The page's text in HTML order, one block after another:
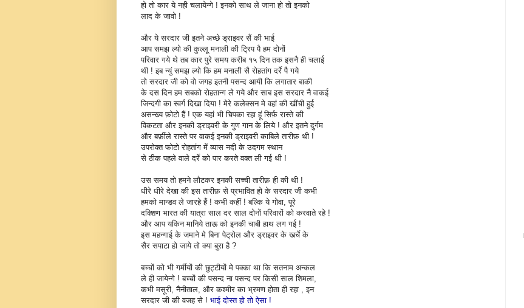
हो तो कार ये नही चलायेन्गे ! इनको साथ ले जाना हो तो इनको
लाद के जावो !
और ये सरदार जी इतने अच्छे ड्राइवर सैं की भाई
आप समझ ल्यो की कुल्लू मनाली की ट्रिप पै हम दोनों
परिवार गये थे तब कार पुरे समय करीब १५ दिन तक इसनै ही चलाई
थी ! इब न्युं समझ ल्यो कि हम मनाली सै रोहतांग दर्रे पै गये
तो सरदार जी को वो जगह इतनी पसन्द आयी कि लगातार बाकी
के दस दिन हम सबको रोहतान्ग ले गये और साब इस सरदार नै वाकई
जिन्दगी का स्वर्ग दिखा दिया ! मेरे कलेक्सन मे वहां की खींची हुई
असन्ख्य फ़ोटो हैं ! एक यहां भी चिपका रहा हूं सिर्फ़ रास्ते की
विकटता और इनकी ड्राइवरी के गुण गान के लिये ! और इतने दुर्गम
और बर्फ़ीले रास्ते पर वाकई इनकी ड्राइवरी काबिले तारीफ़ थी !
उपरोक्त फोटो रोहतांग में व्यास नदी के उदगम स्थान
से ठीक पहले वाले दर्रे को पार करते वक्त ली गई थी !
उस समय तो हमने लौटकर इनकी सच्ची तारीफ़ ही की थी !
धीरे धीरे देखा की इस तारीफ़ से प्रभावित हो के सरदार जी कभी
हमको मान्डव ले जारहे हैं ! कभी कहीं ! बल्कि ये गोवा, पूरे
दक्शिण भारत की यात्रा साल दर साल दोनों परिवारों को करवाते रहे !
और आप यकिन मानिये ताऊ को इनकी चाबी हाथ लग गई !
इस महन्गाई के जमाने मे बिना पेट्रोल और ड्राइवर के खर्चे के
सैर सपाटा हो जाये तो क्या बुरा है ?
बच्चों को भी गर्मीयों की छुट्टीयों मे पक्का था कि सतनाम अन्कल
ले ही जायेन्गे ! बच्चों की पसन्द ना पसन्द पर किसी साल शिमला,
कभी मसूरी, नैनीताल, और कश्मीर का भ्रमण होता ही रहा , इन
सरदार जी की वजह से ! भाई दोस्त हो तो ऐसा !